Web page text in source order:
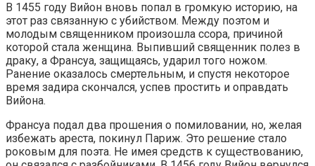
В 1455 году Вийон вновь попал в громкую историю, на
этот раз связанную с убийством. Между поэтом и
молодым священником произошла ссора, причиной
которой стала женщина. Выпивший священник полез в
драку, а Франсуа, защищаясь, ударил того ножом.
Ранение оказалось смертельным, и спустя некоторое
время задира скончался, успев простить и оправдать
Вийона.
Франсуа подал два прошения о помиловании, но, желая
избежать ареста, покинул Париж. Это решение стало
роковым для поэта. Не имея средств к существованию,